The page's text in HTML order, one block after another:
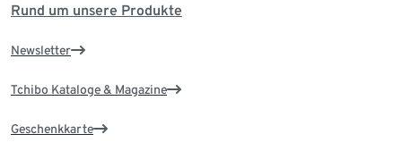
Rund um unsere Produkte
Newsletter
Tchibo Kataloge & Magazine
Geschenkkarte